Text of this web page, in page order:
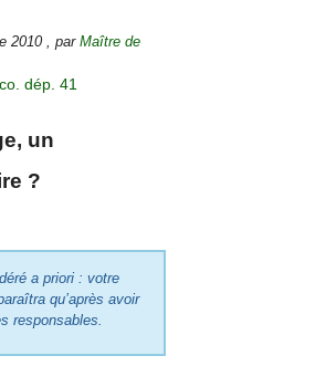
2010 ,parMaître de
co. dép. 41
un
?
a priori : votre
qu’après avoir
responsables.